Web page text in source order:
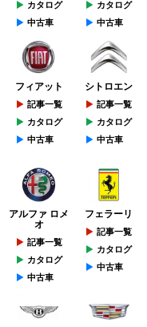
カタログ
中古車
カタログ
中古車
フィアット
記事一覧
カタログ
中古車
シトロエン
記事一覧
カタログ
中古車
アルファ ロメ
オ
記事一覧
カタログ
中古車
フェラーリ
記事一覧
カタログ
中古車